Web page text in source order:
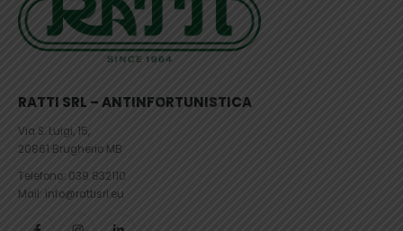
RATTI SRL – ANTINFORTUNISTICA
Via S. Luigi, 15,
20861 Brugherio MB
Telefono: 039 832110
Mail: info@rattisrl.eu